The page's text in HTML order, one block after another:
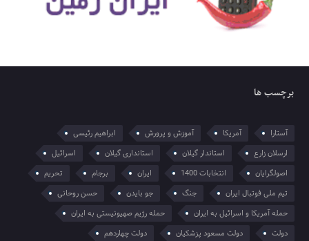
برچسب ها
آستارا آمریکا آموزش و پرورش
ابراهیم رئیسی
ارسلان زارع
استاندار گیلان استانداری گیلان
اسرائیل
اصولگرایان
انتخابات 1400 ایران برجام
تحریم
تیم ملی فوتبال ایران
جنگ جو بایدن
حسن روحانی
حمله آمریکا و اسرائیل به ایران
حمله رژیم صهیونیستی به ایران
دولت
دولت مسعود پزشکیان
دولت چهاردهم